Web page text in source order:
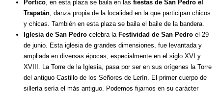
Portico, en esta plaza se baila en las fiestas de San Pedro el
Trapatán, danza propia de la localidad en la que participan chicos
y chicas. También en esta plaza se baila el baile de la bandera.
Iglesia de San Pedro celebra laFestividad de San Pedroel 29
de junio. Esta iglesia de grandes dimensiones, fue levantada y
ampliada en diversas épocas, especialmente en el siglo XVI y
XVIII. La Torre de la Iglesia, pasa por ser en sus orígenes la Torre
del antiguo Castillo de los Señores de Lerín. El primer cuerpo de
sillería sería el más antiguo. Podemos fijarnos en su carácter